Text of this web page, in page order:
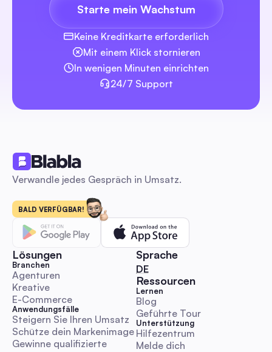
Agenturen
Starte mein Wachstum
Keine Kreditkarte erforderlich
Mit einem Klick stornieren
In wenigen Minuten einrichten
24/7 Support
Verwandle jedes Gespräch in Umsatz.
BALD VERFÜGBAR!
Lösungen
Branchen
Agenturen
Kreative
E-Commerce
Anwendungsfälle
Steigern Sie Ihren Umsatz
Schütze dein Markenimage
Gewinne qualifizierte
Ressourcen
Lernen
Blog
Geführte Tour
Unterstützung
Hilfezentrum
Melde dich
Sprache
DE